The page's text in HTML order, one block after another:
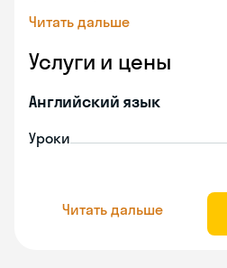
Читать дальше
Услуги и цены
Английский язык
Уроки
Читать дальше